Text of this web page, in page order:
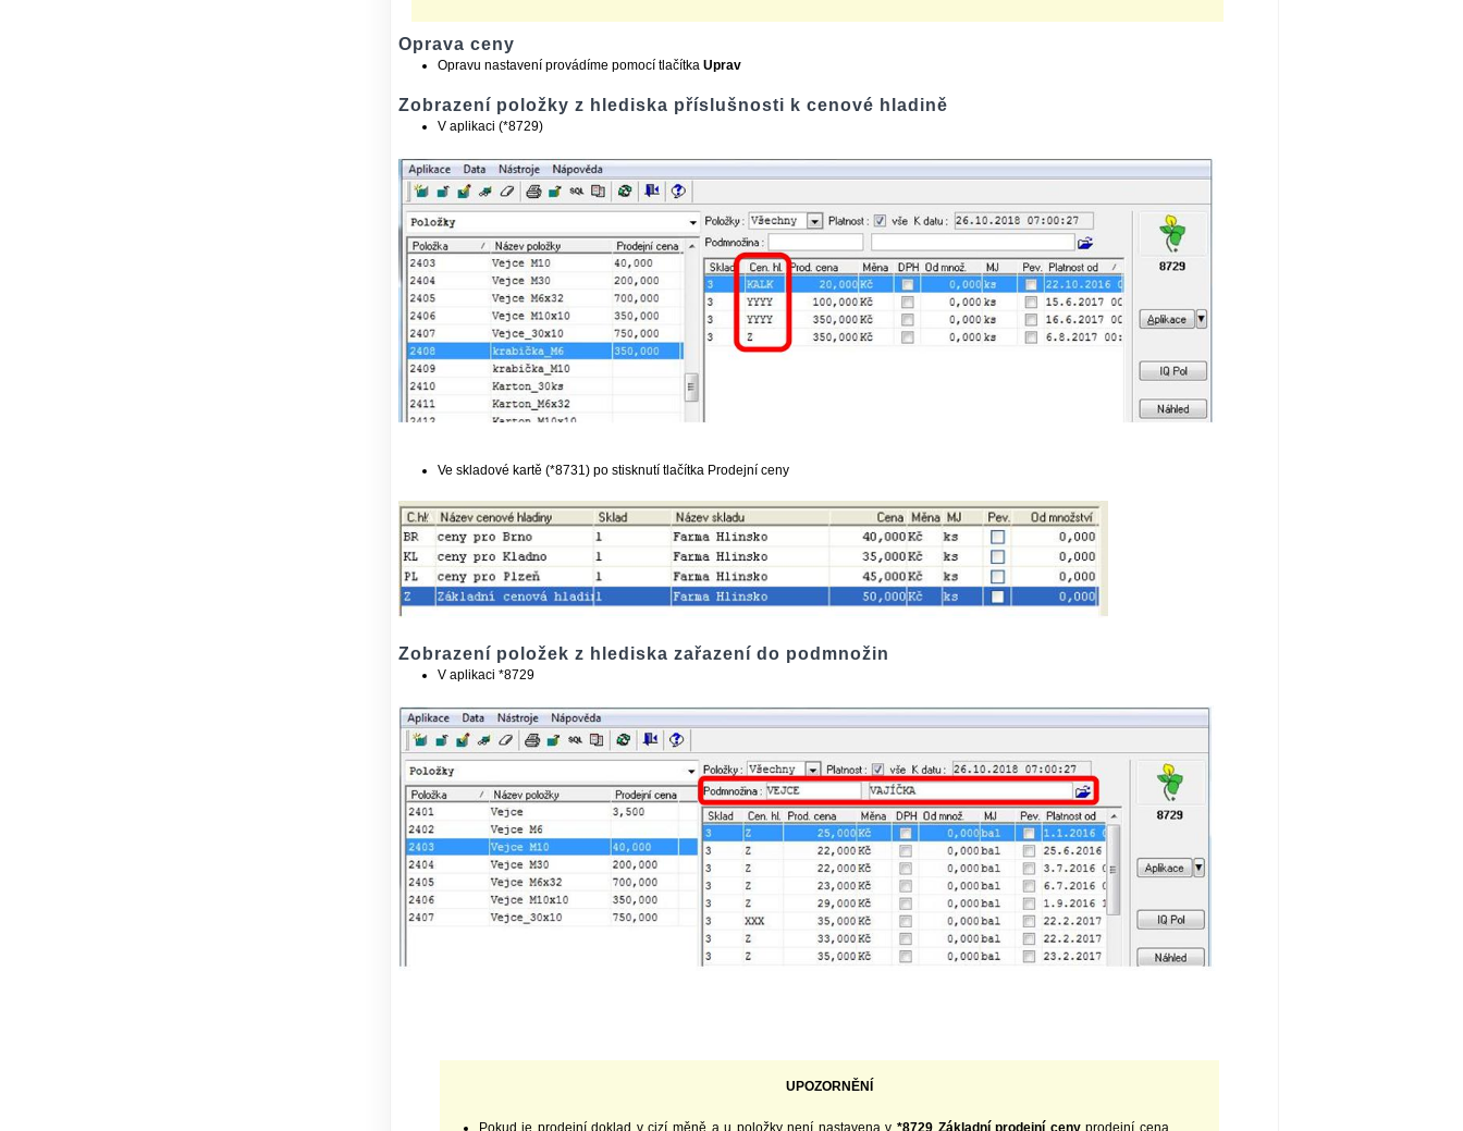
Oprava ceny
Opravu nastavení provádíme pomocí tlačítka Uprav
Zobrazení položky z hlediska příslušnosti k cenové hladině
V aplikaci (*8729)
Ve skladové kartě (*8731) po stisknutí tlačítka Prodejní ceny
Zobrazení položek z hlediska zařazení do podmnožin
V aplikaci *8729
UPOZORNĚNÍ
Pokud je prodejní doklad v cizí měně a u položky není nastavena v*8729 Základní prodejní cenyprodejní cena